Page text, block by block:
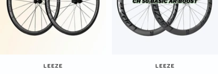
LEEZE LEEZE